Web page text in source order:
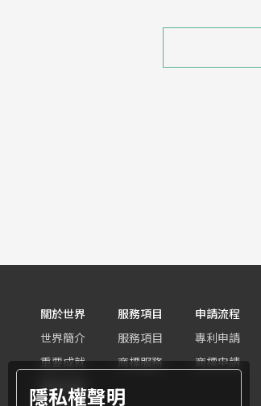
關於世界
世界簡介
重要成就
團隊組織
服務項目
服務項目
商標服務
申請流程
專利申請
商標申請
隱私權聲明